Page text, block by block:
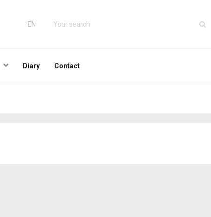
EN
Diary Contact